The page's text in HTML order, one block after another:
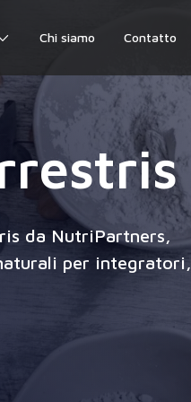
Chi siamo Contatto
da NutriPartners,
per integratori,